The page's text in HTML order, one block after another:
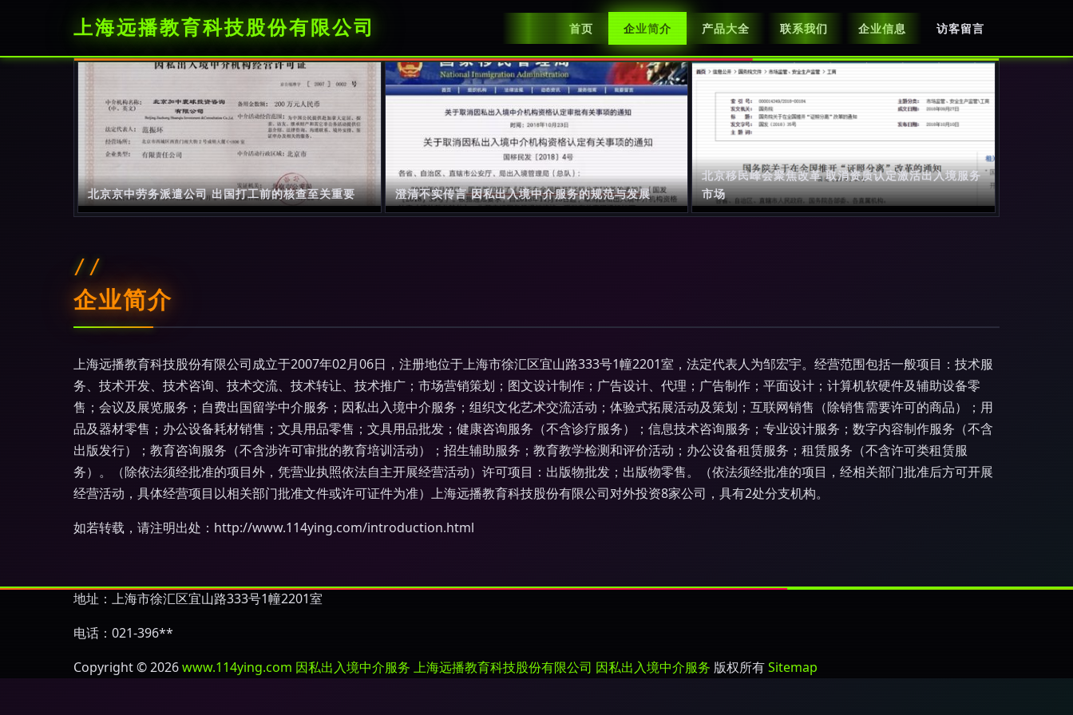
上海远播教育科技股份有限公司 首页 企业简介 产品大全 联系我们 企业信息 访客留言
北京京中劳务派遣公司 出国打工前的核查至关重要 澄清不实传言 因私出入境中介服务的规范与发展
北京移民峰会聚焦改革 取消资质认定激活出入境服务
市场
企业简介
上海远播教育科技股份有限公司成立于2007年02月06日，注册地位于上海市徐汇区宜山路333号1幢2201室，法定代表人为邹宏宇。经营范围包括一般项目：技术服
务、技术开发、技术咨询、技术交流、技术转让、技术推广；市场营销策划；图文设计制作；广告设计、代理；广告制作；平面设计；计算机软硬件及辅助设备零
售；会议及展览服务；自费出国留学中介服务；因私出入境中介服务；组织文化艺术交流活动；体验式拓展活动及策划；互联网销售（除销售需要许可的商品）；用
品及器材零售；办公设备耗材销售；文具用品零售；文具用品批发；健康咨询服务（不含诊疗服务）；信息技术咨询服务；专业设计服务；数字内容制作服务（不含
出版发行）；教育咨询服务（不含涉许可审批的教育培训活动）；招生辅助服务；教育教学检测和评价活动；办公设备租赁服务；租赁服务（不含许可类租赁服
务）。（除依法须经批准的项目外，凭营业执照依法自主开展经营活动）许可项目：出版物批发；出版物零售。（依法须经批准的项目，经相关部门批准后方可开展
经营活动，具体经营项目以相关部门批准文件或许可证件为准）上海远播教育科技股份有限公司对外投资8家公司，具有2处分支机构。
如若转载，请注明出处：http://www.114ying.com/introduction.html
地址：上海市徐汇区宜山路333号1幢2201室
电话：021-396**
Copyright © 2026www.114ying.com 因私出入境中介服务 上海远播教育科技股份有限公司 因私出入境中介服务 版权所有Sitemap